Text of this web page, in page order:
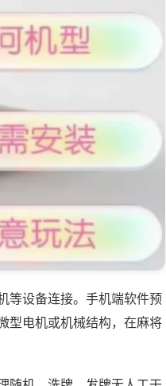
等设备连接。手机端软件预
型电机或机械结构，在麻将